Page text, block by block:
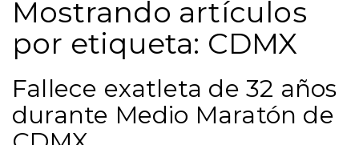
Mostrando artículos
por etiqueta: CDMX
Fallece exatleta de 32 años
durante Medio Maratón de